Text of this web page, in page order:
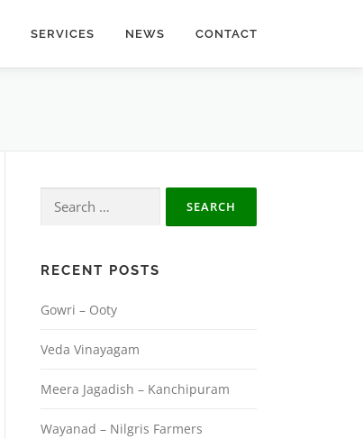
SERVICES NEWS CONTACT
for:
RECENT POSTS
Gowri – Ooty
Veda Vinayagam
Meera Jagadish – Kanchipuram
Wayanad – Nilgris Farmers